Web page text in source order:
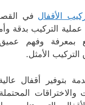
الأقفال في
عملية التركيب بدقة
وفهم عميق
الأمثل.
بتوفير أقفال
والاختراقات